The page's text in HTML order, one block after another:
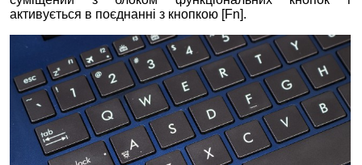
активується в поєднанні з кнопкою [Fn].